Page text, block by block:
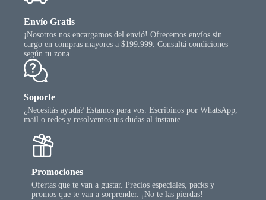
Envío Gratis
¡Nosotros nos encargamos del envió! Ofrecemos envíos sin
cargo en compras mayores a $199.999. Consultá condiciones
según tu zona.
Soporte
¿Necesitás ayuda? Estamos para vos. Escribinos por WhatsApp,
mail o redes y resolvemos tus dudas al instante.
Promociones
Ofertas que te van a gustar. Precios especiales, packs y
promos que te van a sorprender. ¡No te las pierdas!